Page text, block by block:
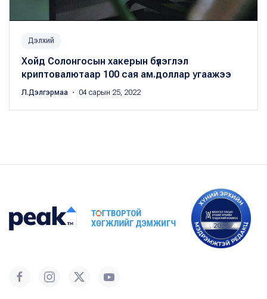
Дэлхий
Хойд Солонгосын хакерын бүлэглэл
криптовалютаар 100 сая ам.доллар угаажээ
Л.Дэлгэрмаа ・ 04 сарын 25, 2022